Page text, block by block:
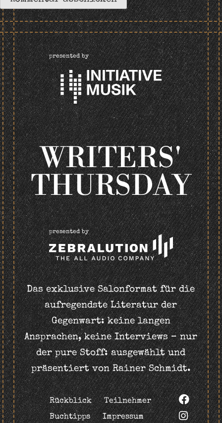
presented by
WRITERS'
THURSDAY
presented by
Das exklusive Salonformat für die
aufregendste Literatur der
Gegenwart: keine langen
Ansprachen, keine Interviews – nur
der pure Stoff: ausgewählt und
präsentiert von Rainer Schmidt.
Rückblick
Teilnehmer
Buchtipps
Impressum